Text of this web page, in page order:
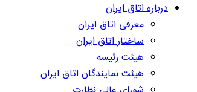
درباره اتاق ایران
معرفی اتاق ایران
ساختار اتاق ایران
هیئت رئیسه
هیئت نمایندگان اتاق ایران